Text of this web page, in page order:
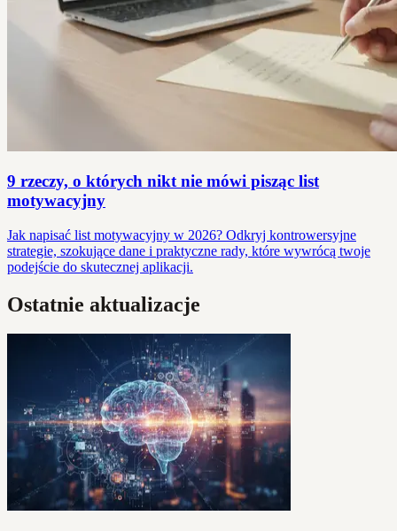
9 rzeczy, o których nikt nie mówi pisząc list
motywacyjny
Jak napisać list motywacyjny w 2026? Odkryj kontrowersyjne
strategie, szokujące dane i praktyczne rady, które wywrócą twoje
podejście do skutecznej aplikacji.
Ostatnie aktualizacje